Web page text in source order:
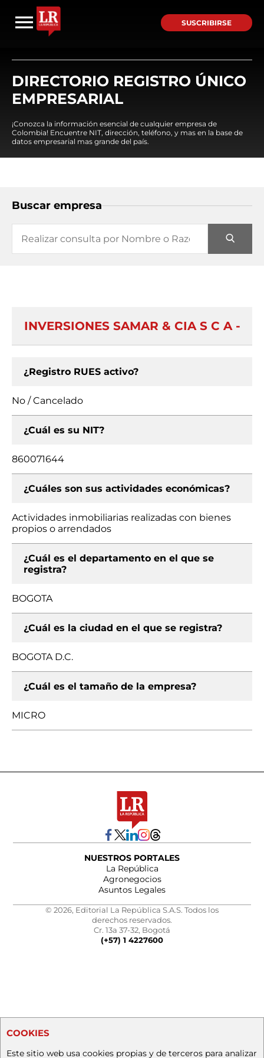
SUSCRIBIRSE
DIRECTORIO REGISTRO ÚNICO
EMPRESARIAL
¡Conozca la información esencial de cualquier empresa de
Colombia! Encuentre NIT, dirección, teléfono, y mas en la base de
datos empresarial mas grande del país.
Buscar empresa
INVERSIONES SAMAR & CIA S C A -
¿Registro RUES activo?
No / Cancelado
¿Cuál es su NIT?
860071644
¿Cuáles son sus actividades económicas?
Actividades inmobiliarias realizadas con bienes
propios o arrendados
¿Cuál es el departamento en el que se
registra?
BOGOTA
¿Cuál es la ciudad en el que se registra?
BOGOTA D.C.
¿Cuál es el tamaño de la empresa?
MICRO
NUESTROS PORTALES
La República
Agronegocios
Asuntos Legales
© 2026, Editorial La República S.A.S. Todos los
derechos reservados.
Cr. 13a 37-32, Bogotá
(+57) 1 4227600
COOKIES
Este sitio web usa cookies propias y de terceros para analizar